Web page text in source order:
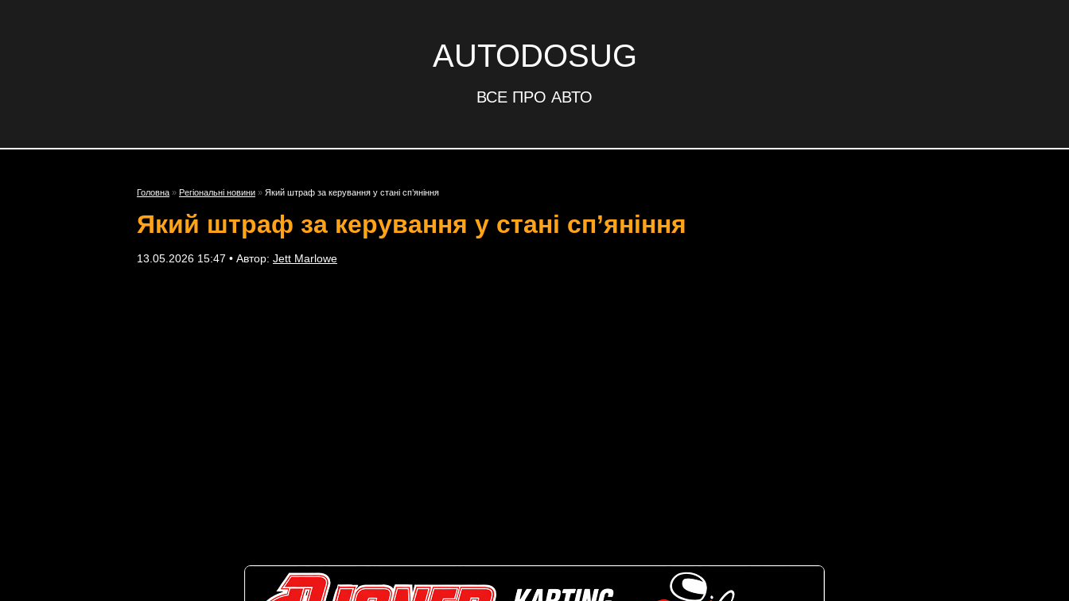
AUTODOSUG
ВСЕ ПРО АВТО
Головна » Регіональні новини » Який штраф за керування у стані сп’яніння
Який штраф за керування у стані сп’яніння
13.05.2026 15:47 • Автор: Jett Marlowe